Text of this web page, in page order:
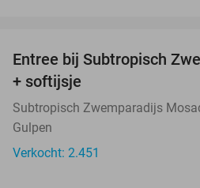
Entree bij Subtropisch
+ softijsje
Subtropisch Zwemparadijs
Gulpen
Verkocht: 2.451